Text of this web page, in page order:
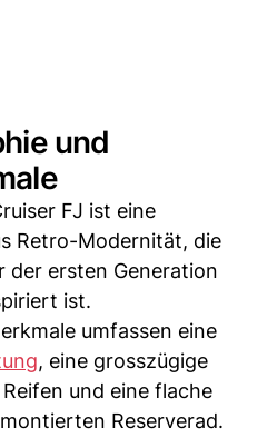
und
FJ ist eine
Retro-Modernität, die
der ersten Generation
ist.
umfassen eine
, eine grosszügige
und eine flache
Reserverad.